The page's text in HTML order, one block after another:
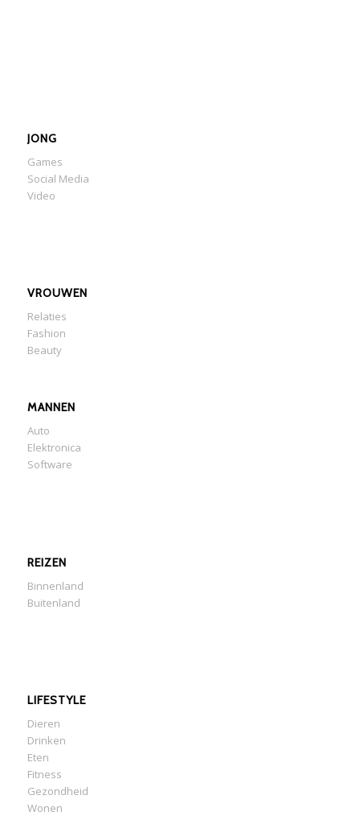
JONG
Games
Social Media
Video
VROUWEN
Relaties
Fashion
Beauty
MANNEN
Auto
Elektronica
Software
REIZEN
Binnenland
Buitenland
LIFESTYLE
Dieren
Drinken
Eten
Fitness
Gezondheid
Wonen